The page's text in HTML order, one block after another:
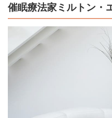
催眠療法家ミルトン・